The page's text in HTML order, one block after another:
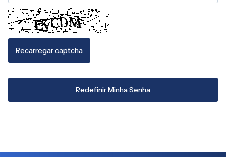
Recarregar captcha
Redefinir Minha Senha